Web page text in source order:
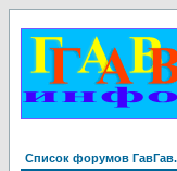
Список форумов